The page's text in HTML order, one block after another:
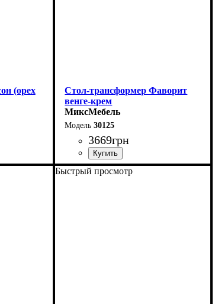
(орех
Стол-трансформер Фаворит
венге-крем
МиксМебель
30125
3669грн
Быстрый просмотр